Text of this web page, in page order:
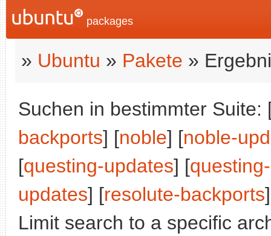
packages
» Ubuntu » Pakete »
Suchen in bestimmter Suite:
backports] [noble] [noble-
[questing-updates] [
updates] [resolute-backports
Limit search to a specific